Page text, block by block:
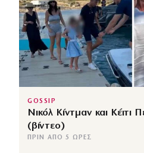
GOSSIP
Νικόλ Κίντμαν και
(βίντεο)
ΠΡΙΝ ΑΠΌ 5 ΏΡΕΣ